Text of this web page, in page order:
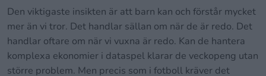
Den viktigaste insikten är att barn kan och förstår mycket
mer än vi tror. Det handlar sällan om när de är redo. Det
handlar oftare om när vi vuxna är redo. Kan de hantera
komplexa ekonomier i dataspel klarar de veckopeng utan
större problem. Men precis som i fotboll kräver det